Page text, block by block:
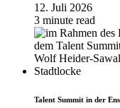
12. Juli 2026
3 minute read
Talent Summit in der